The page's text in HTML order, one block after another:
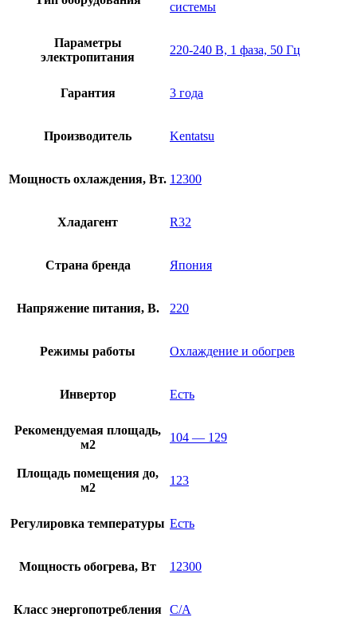
системы
Параметры
электропитания
220-240 В, 1 фаза, 50 Гц
Гарантия 3 года
Производитель Kentatsu
Мощность охлаждения, Вт. 12300
Хладагент R32
Страна бренда Япония
Напряжение питания, В. 220
Режимы работы Охлаждение и обогрев
Инвертор Есть
Рекомендуемая площадь,
м2
104 — 129
Площадь помещения до,
м2
123
Регулировка температуры Есть
Мощность обогрева, Вт 12300
Класс энергопотребления C/A